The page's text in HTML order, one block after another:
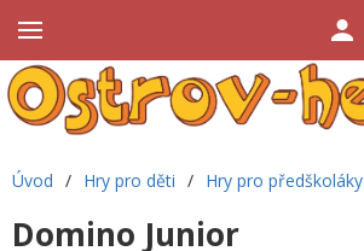
Úvod / Hry pro děti / Hry pro předškoláky
Domino Junior